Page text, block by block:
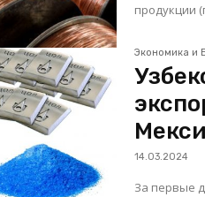
продукции
Экономика и
14.03.2024
За первые